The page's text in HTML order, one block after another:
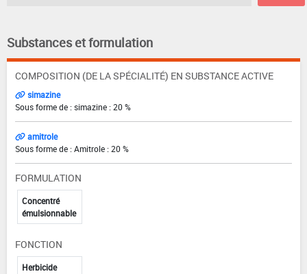
Substances et formulation
COMPOSITION (DE LA SPÉCIALITÉ) EN SUBSTANCE ACTIVE
simazine
Sous forme de : simazine : 20 %
amitrole
Sous forme de : Amitrole : 20 %
FORMULATION
Concentré
émulsionnable
FONCTION
Herbicide